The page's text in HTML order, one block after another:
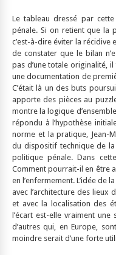
Le tableau dressé par
pénale. Si on retient que la
c’est-à-dire éviter la récidive
de constater que le bilan
pas d’une totale originalité,
une documentation de
C’était là un des buts
apporte des pièces au
montre la logique
répondu à l’hypothèse
norme et la pratique, Jean-
du dispositif technique de
politique pénale. Dans
Comment pourrait-il en être
en l’enfermement. L’idée de
avec l’architecture des lieux
et avec la localisation des
l’écart est-elle vraiment
d’autres qui, en Europe,
moindre serait d’une forte